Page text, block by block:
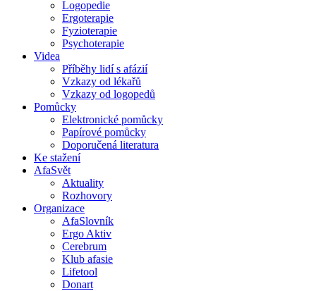
Logopedie
Ergoterapie
Fyzioterapie
Psychoterapie
Videa
Příběhy lidí s afázií
Vzkazy od lékařů
Vzkazy od logopedů
Pomůcky
Elektronické pomůcky
Papírové pomůcky
Doporučená literatura
Ke stažení
AfaSvět
Aktuality
Rozhovory
Organizace
AfaSlovník
Ergo Aktiv
Cerebrum
Klub afasie
Lifetool
Donart